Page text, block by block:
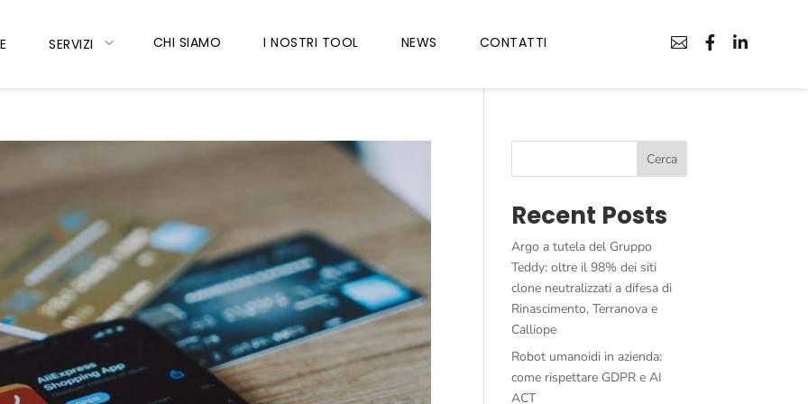
SERVIZI CHI SIAMO I NOSTRI TOOL NEWS CONTATTI   
Cerca
Recent Posts
Argo a tutela del Gruppo
Teddy: oltre il 98% dei siti
clone neutralizzati a difesa di
Rinascimento, Terranova e
Calliope
Robot umanoidi in azienda:
come rispettare GDPR e AI
ACT